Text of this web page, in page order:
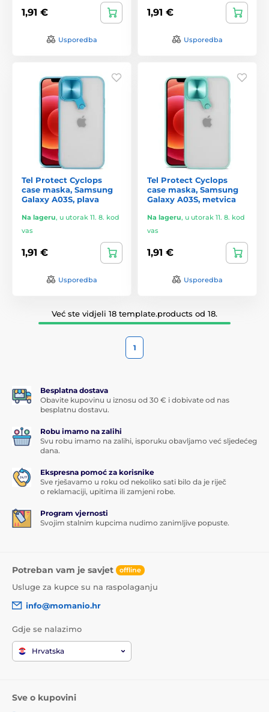
1,91 €
Usporedba
1,91 €
Usporedba
Tel Protect Cyclops
case maska, Samsung
Galaxy A03S, plava
Na lageru, u utorak 11. 8. kod
vas
1,91 €
Usporedba
Tel Protect Cyclops
case maska, Samsung
Galaxy A03S, metvica
Na lageru, u utorak 11. 8. kod
vas
1,91 €
Usporedba
Već ste vidjeli 18 template.products od 18.
1
Besplatna dostava
Obavite kupovinu u iznosu od 30 € i dobivate od nas
besplatnu dostavu.
Robu imamo na zalihi
Svu robu imamo na zalihi, isporuku obavljamo već sljedećeg
dana.
Ekspresna pomoć za korisnike
Sve rješavamo u roku od nekoliko sati bilo da je riječ
o reklamaciji, upitima ili zamjeni robe.
Program vjernosti
Svojim stalnim kupcima nudimo zanimljive popuste.
Potreban vam je savjet offline
Usluge za kupce su na raspolaganju
info@momanio.hr
Gdje se nalazimo
Hrvatska
Sve o kupovini